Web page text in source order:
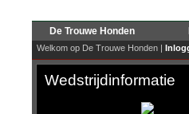
De Trouwe Honden
Welkom op De Trouwe Honden |
Wedstrijdinformatie